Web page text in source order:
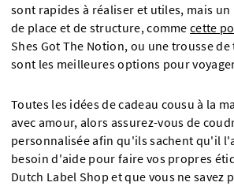
sont rapides à réaliser et utiles, mais un
de place et de structure, commecette
Shes Got The Notion, ou une trousse
sont les meilleures options pour
Toutes les idées de cadeau cousu à la
avec amour, alors assurez-vous de
personnalisée afin qu'ils sachent qu'il
besoin d'aide pour faire vos propres
Dutch Label Shop et que vous ne savez